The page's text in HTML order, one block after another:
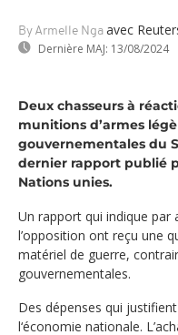
By Armelle Nga avec
Dernière MAJ: 13/08/2024
Deux chasseurs à
munitions d’armes
gouvernementales du
dernier rapport publié
Nations unies.
Un rapport qui indique par
l’opposition ont reçu une
matériel de guerre,
gouvernementales.
Des dépenses qui
l‘économie nationale.